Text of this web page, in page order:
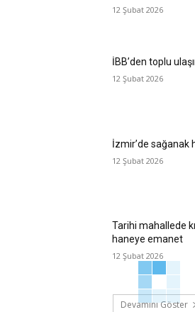
12 Şubat 2026
İBB’den toplu
12 Şubat 2026
İzmir’de sağanak
12 Şubat 2026
Tarihi mahallede
haneye emanet
12 Şubat 2026
Devamını Göster